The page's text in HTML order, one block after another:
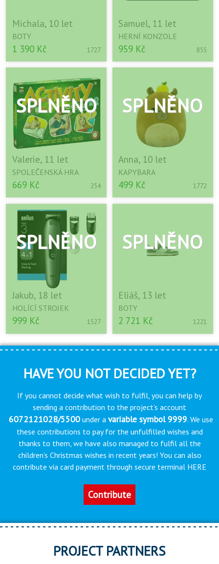
Michala, 10 let
BOTY
1 390 Kč 1727
Samuel, 11 let
HERNÍ KONZOLE
959 Kč 855
Valerie, 11 let
SPOLEČENSKÁ HRA
669 Kč 254
Anna, 10 let
KAPYBARA
499 Kč 1772
Jakub, 18 let
HOLÍCÍ STROJEK
999 Kč 1527
Eliáš, 13 let
BOTY
2 721 Kč 1221
HAVE YOU NOT DECIDED YET?
If you cannot decide what wish to fulfil, you can help by
sending a contribution to the project’s account
6072121028/5500under a variable symbol 9999. We use
these contributions to pay for the unfulfilled wishes and
thanks to them, we have also managed to fulfil all the
children’s Christmas wishes in recent years! You can also
contribute via card payment through secure terminal HERE
Contribute
PROJECT PARTNERS